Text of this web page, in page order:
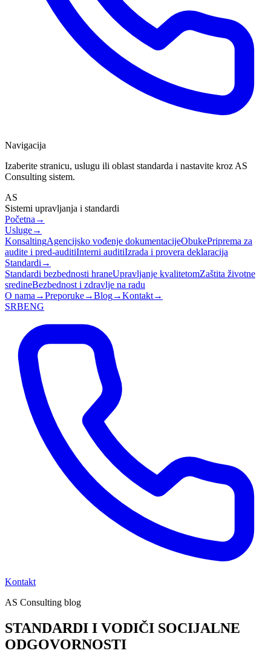
Navigacija
Izaberite stranicu, uslugu ili oblast standarda i nastavite kroz AS
Consulting sistem.
AS
Sistemi upravljanja i standardi
Početna →
Usluge→
KonsaltingAgencijsko vođenje dokumentacijeObukePriprema za
audite i pred-auditiInterni auditiIzrada i provera deklaracija
Standardi →
Standardi bezbednosti hraneUpravljanje kvalitetomZaštita životne
sredineBezbednost i zdravlje na radu
O nama →Preporuke→Blog→Kontakt→
SRBENG
Kontakt
AS Consulting blog
STANDARDI I VODIČI SOCIJALNE
ODGOVORNOSTI